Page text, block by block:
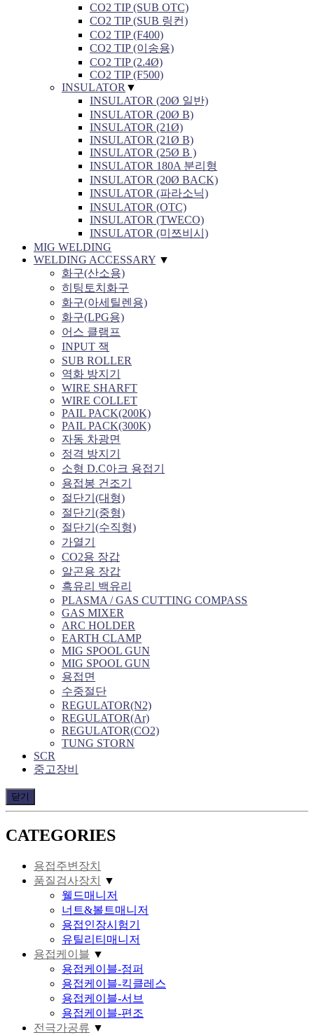
CO2 TIP (SUB OTC)
CO2 TIP (SUB 링컨)
CO2 TIP (F400)
CO2 TIP (이송용)
CO2 TIP (2.4Ø)
CO2 TIP (F500)
INSULATOR ▼
INSULATOR (20Ø 일반)
INSULATOR (20Ø B)
INSULATOR (21Ø)
INSULATOR (21Ø B)
INSULATOR (25Ø B )
INSULATOR 180A 분리형
INSULATOR (20Ø BACK)
INSULATOR (파라소닉)
INSULATOR (OTC)
INSULATOR (TWECO)
INSULATOR (미쯔비시)
MIG WELDING
WELDING ACCESSARY ▼
화구(산소용)
히팅토치화구
화구(아세틸렌용)
화구(LPG용)
어스 클램프
INPUT 잭
SUB ROLLER
역화 방지기
WIRE SHARFT
WIRE COLLET
PAIL PACK(200K)
PAIL PACK(300K)
자동 차광면
정격 방지기
소형 D.C아크 용접기
용접봉 건조기
절단기(대형)
절단기(중형)
절단기(수직형)
가열기
CO2용 장갑
알곤용 장갑
흑유리 백유리
PLASMA / GAS CUTTING COMPASS
GAS MIXER
ARC HOLDER
EARTH CLAMP
MIG SPOOL GUN
MIG SPOOL GUN
용접면
수중절단
REGULATOR(N2)
REGULATOR(Ar)
REGULATOR(CO2)
TUNG STORN
SCR
중고장비
닫기
CATEGORIES
용접주변장치
품질검사장치
▼
웰드매니저
너트&볼트매니저
용접인장시험기
유틸리티매니저
용접케이블 ▼
용접케이블-점퍼
용접케이블-킥클레스
용접케이블-서브
용접케이블-편조
전극가공류 ▼